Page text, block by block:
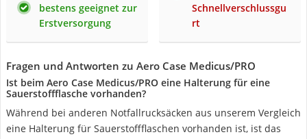
bestens geeignet zur
Erstversorgung
Schnellverschlussgu
rt
Fragen und Antworten zu Aero Case Medicus/PRO
Ist beim Aero Case Medicus/PRO eine Halterung für eine
Sauerstoffflasche vorhanden?
Während bei anderen Notfallrucksäcken aus unserem Vergleich
eine Halterung für Sauerstoffflaschen vorhanden ist, ist das